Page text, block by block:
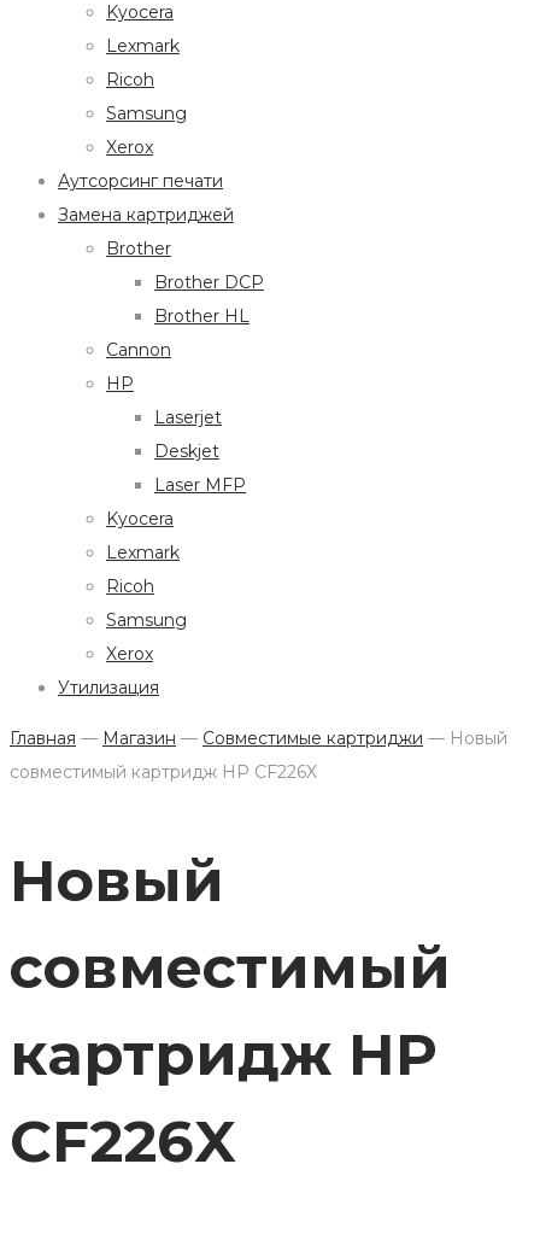
Kyocera
Lexmark
Ricoh
Samsung
Xerox
Аутсорсинг печати
Замена картриджей
Brother
Brother DCP
Brother HL
Cannon
HP
Laserjet
Deskjet
Laser MFP
Kyocera
Lexmark
Ricoh
Samsung
Xerox
Утилизация
Главная — Магазин — Совместимые картриджи — Новый
совместимый картридж HP CF226X
Новый
совместимый
картридж HP
CF226X